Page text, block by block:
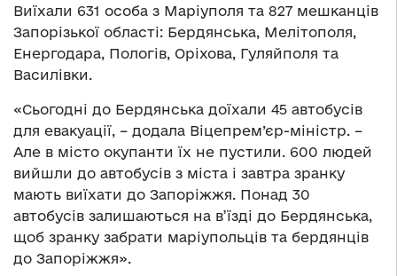
Виїхали 631 особа з Маріуполя та 827 мешканців
Запорізької області: Бердянська, Мелітополя,
Енергодара, Пологів, Оріхова, Гуляйполя та
Василівки.
«Сьогодні до Бердянська доїхали 45 автобусів
для евакуації, – додала Віцепрем’єр-міністр. –
Але в місто окупанти їх не пустили. 600 людей
вийшли до автобусів з міста і завтра зранку
мають виїхати до Запоріжжя. Понад 30
автобусів залишаються на в’їзді до Бердянська,
щоб зранку забрати маріупольців та бердянців
до Запоріжжя».